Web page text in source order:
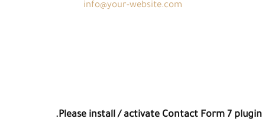
info@your-website.com
Please install / activate Contact Form 7 plugin.